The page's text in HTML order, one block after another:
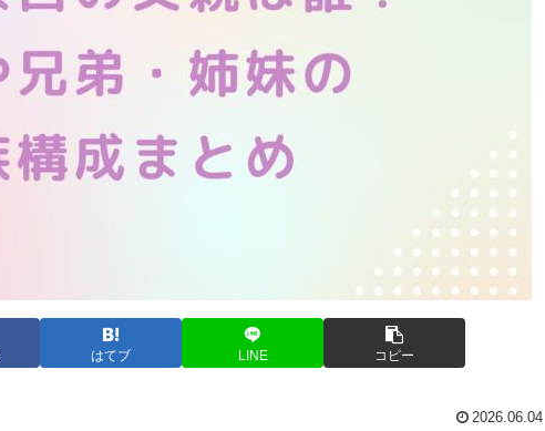
はてブ LINE コピー
2026.06.04